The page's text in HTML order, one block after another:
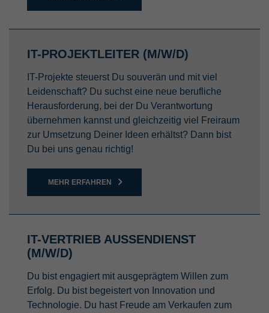
IT-PROJEKTLEITER (M/W/D)
IT-Projekte steuerst Du souverän und mit viel
Leidenschaft? Du suchst eine neue berufliche
Herausforderung, bei der Du Verantwortung
übernehmen kannst und gleichzeitig viel Freiraum
zur Umsetzung Deiner Ideen erhältst? Dann bist
Du bei uns genau richtig!
MEHR ERFAHREN
IT-VERTRIEB AUSSENDIENST (
M/W/D)
Du bist engagiert mit ausgeprägtem Willen zum
Erfolg. Du bist begeistert von Innovation und
Technologie. Du hast Freude am Verkaufen zum